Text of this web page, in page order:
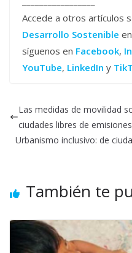
Accede a otros artículos
Desarrollo Sostenible en
síguenos en Facebook,
YouTube, LinkedIn y
Las medidas de movilidad
ciudades libres de emisiones
Urbanismo inclusivo: de
También te